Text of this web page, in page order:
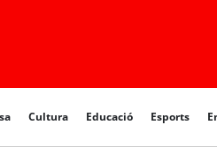
Cultura Educació Esports